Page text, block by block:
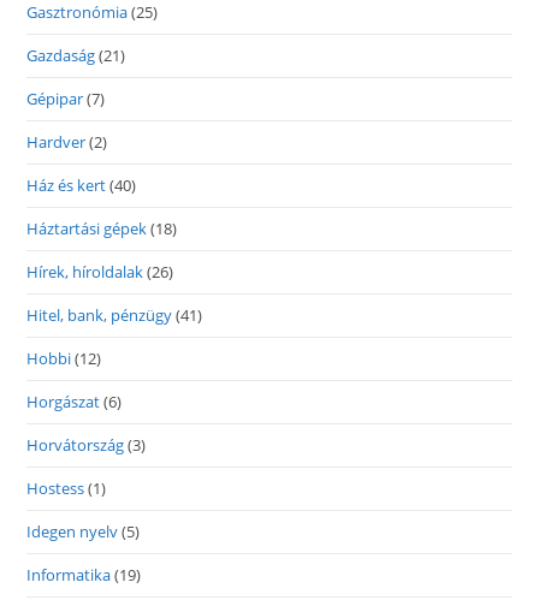
Gasztronómia(25)
Gazdaság(21)
Gépipar(7)
Hardver(2)
Ház és kert(40)
Háztartási gépek(18)
Hírek, híroldalak(26)
Hitel, bank, pénzügy(41)
Hobbi(12)
Horgászat(6)
Horvátország(3)
Hostess(1)
Idegen nyelv(5)
Informatika(19)